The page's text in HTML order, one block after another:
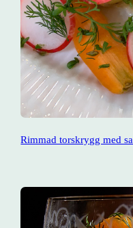
Rimmad torskrygg med